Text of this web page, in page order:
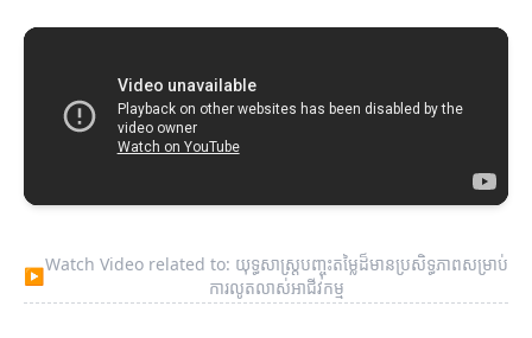
▶
Watch Video related to: យុទ្ធសាស្ត្របញ្ចុះតម្លៃដ៏មានប្រសិទ្ធភាពសម្រាប់
ការលូតលាស់អាជីវកម្ម